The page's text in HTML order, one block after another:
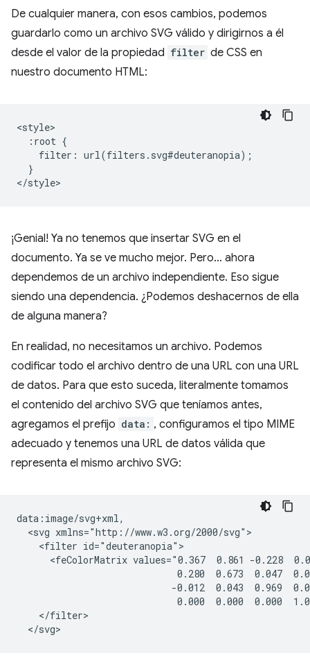
De cualquier manera, con esos cambios, podemos
guardarlo como un archivo SVG válido y dirigirnos a él
desde el valor de la propiedad filter de CSS en
nuestro documento HTML:
<style>
  :root {
    filter: url(filters.svg#deuteranopia);
  }
¡Genial! Ya no tenemos que insertar SVG en el
documento. Ya se ve mucho mejor. Pero… ahora
dependemos de un archivo independiente. Eso sigue
siendo una dependencia. ¿Podemos deshacernos de ella
de alguna manera?
En realidad, no necesitamos un archivo. Podemos
codificar todo el archivo dentro de una URL con una URL
de datos. Para que esto suceda, literalmente tomamos
el contenido del archivo SVG que teníamos antes,
agregamos el prefijo data: , configuramos el tipo MIME
adecuado y tenemos una URL de datos válida que
representa el mismo archivo SVG:
data:image/svg+xml,
  <svg xmlns="http://www.w3.org/2000/svg">
    <filter id="deuteranopia">
<feColorMatrix values="0.367  0.861 -0.228
0.280  0.673  0.047
-0.012  0.043  0.969
0.000  0.000  0.000
    </filter>